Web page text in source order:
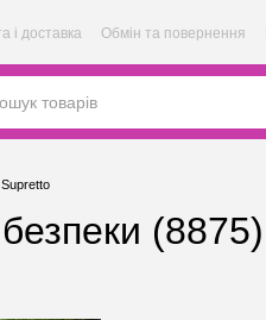
і доставка Обмін та повернення
(8875)